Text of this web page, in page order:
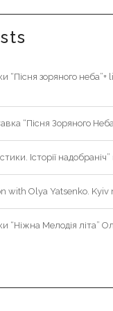
“Пісня зоряного неба”+
“Пісня Зоряного
Історії
with Olya Yatsenko. Kyiv
“Ніжна Мелодія літа”